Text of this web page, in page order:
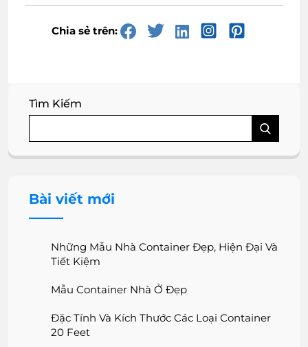
Chia sẻ trên:
Tìm Kiếm
Bài viết mới
Những Mẫu Nhà Container Đẹp, Hiện Đại Và
Tiết Kiệm
Mẫu Container Nhà Ở Đẹp
Đặc Tính Và Kích Thước Các Loại Container
20 Feet